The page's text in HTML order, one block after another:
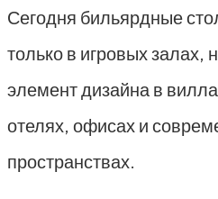
Сегодня бильярдные
только в игровых залах,
элемент дизайна в
отелях, офисах и
пространствах.